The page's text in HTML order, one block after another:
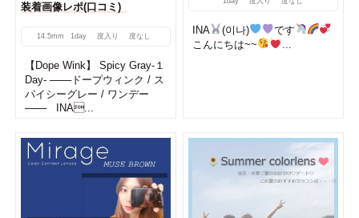
装着画像レポ(口コミ)
14.5mm 1day 度入り 度なし
【Dope Wink】 Spicy Gray-１
Day- ───ドープウィンク / ス
パイシーグレー / ワンデー
─── INA...
INA (이나)
です
こんにちは~~